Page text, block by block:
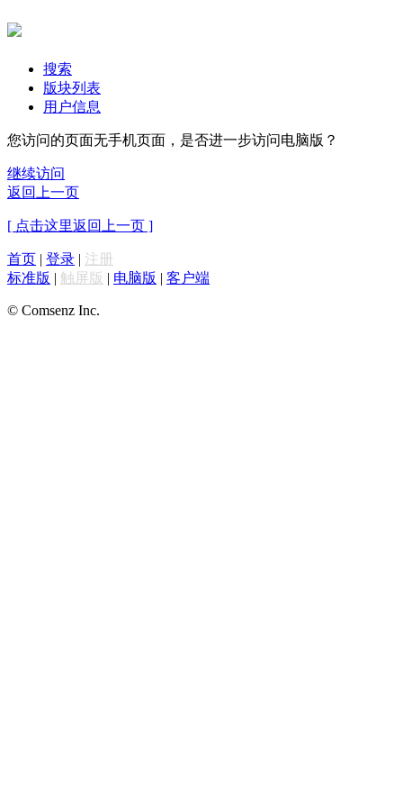
搜索
版块列表
用户信息
您访问的页面无手机页面，是否进一步访问电脑版？
继续访问
返回上一页
[ 点击这里返回上一页 ]
首页 | 登录 | 注册
标准版 | 触屏版 | 电脑版 | 客户端
© Comsenz Inc.